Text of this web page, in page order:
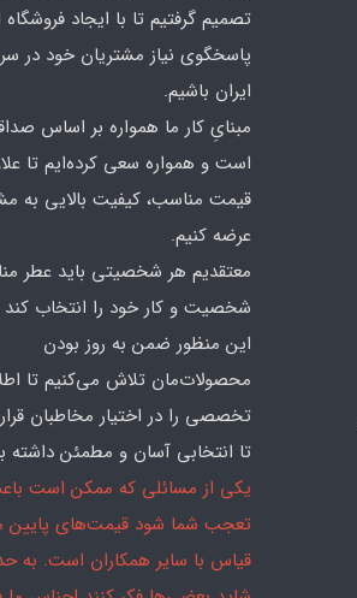
تصمیم گرفتیم تا با ایجاد فروشگاه
پاسخگوی نیاز مشتریان خود در
ایران باشیم.
مبنایِ کار ما همواره بر اساس
است و همواره سعی کرده‌ایم تا
قیمت مناسب، کیفیت بالایی به
عرضه کنیم.
معتقدیم هر شخصیتی باید عطر
شخصیت و کار خود را انتخاب کند
این منظور ضمن به روز بودن
محصولات‌مان تلاش می‌کنیم تا
تخصصی را در اختیار مخاطبان
تا انتخابی آسان و مطمئن داشته
یکی از مسائلی که ممکن است
تعجب شما شود قیمت‌های پایین
قیاس با سایر همکاران است. به